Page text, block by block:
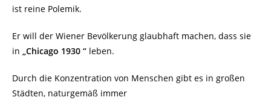
ist reine Polemik.
Er will der Wiener Bevölkerung glaubhaft machen, dass sie
in „Chicago 1930 “ leben.
Durch die Konzentration von Menschen gibt es in großen
Städten, naturgemäß immer